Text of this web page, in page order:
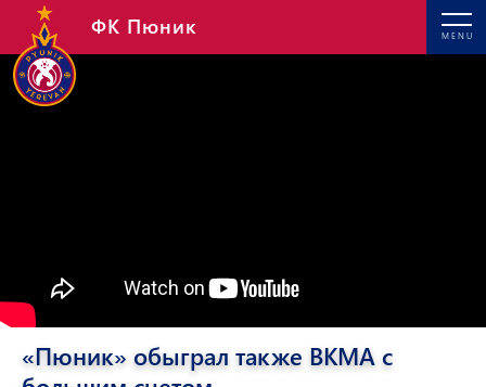
MENU
ФК Пюник
«Пюник» обыграл также BКMA с